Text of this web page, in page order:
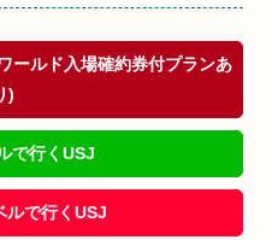
ールド入場確約券付プランあ
)
で行くUSJ
で行くUSJ